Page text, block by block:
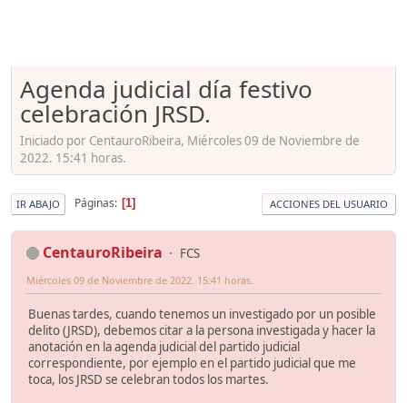
Agenda judicial día festivo
celebración JRSD.
Iniciado por CentauroRibeira, Miércoles 09 de Noviembre de
2022. 15:41 horas.
IR ABAJO Páginas 1 ACCIONES DEL USUARIO
CentauroRibeira FCS
Miércoles 09 de Noviembre de 2022. 15:41 horas.
Buenas tardes, cuando tenemos un investigado por un posible
delito (JRSD), debemos citar a la persona investigada y hacer la
anotación en la agenda judicial del partido judicial
correspondiente, por ejemplo en el partido judicial que me
toca, los JRSD se celebran todos los martes.